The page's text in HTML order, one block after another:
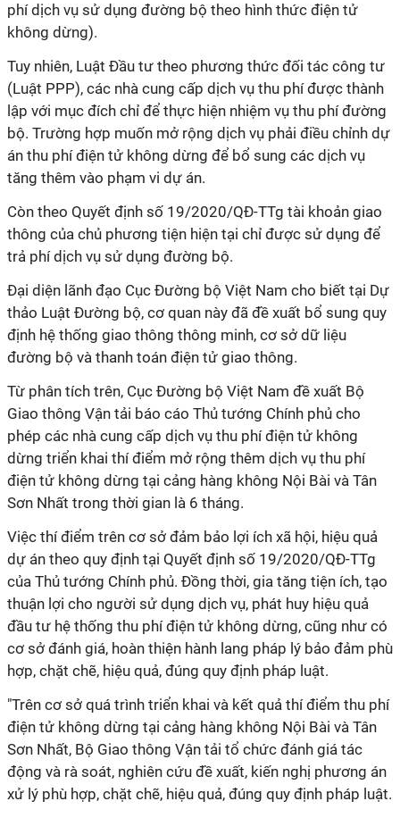
phí dịch vụ sử dụng đường bộ theo hình thức điện tử
không dừng).
Tuy nhiên, Luật Đầu tư theo phương thức đối tác công tư
(Luật PPP), các nhà cung cấp dịch vụ thu phí được thành
lập với mục đích chỉ để thực hiện nhiệm vụ thu phí đường
bộ. Trường hợp muốn mở rộng dịch vụ phải điều chỉnh dự
án thu phí điện tử không dừng để bổ sung các dịch vụ
tăng thêm vào phạm vi dự án.
Còn theo Quyết định số 19/2020/QĐ-TTg tài khoản giao
thông của chủ phương tiện hiện tại chỉ được sử dụng để
trả phí dịch vụ sử dụng đường bộ.
Đại diện lãnh đạo Cục Đường bộ Việt Nam cho biết tại Dự
thảo Luật Đường bộ, cơ quan này đã đề xuất bổ sung quy
định hệ thống giao thông thông minh, cơ sở dữ liệu
đường bộ và thanh toán điện tử giao thông.
Từ phân tích trên, Cục Đường bộ Việt Nam đề xuất Bộ
Giao thông Vận tải báo cáo Thủ tướng Chính phủ cho
phép các nhà cung cấp dịch vụ thu phí điện tử không
dừng triển khai thí điểm mở rộng thêm dịch vụ thu phí
điện tử không dừng tại cảng hàng không Nội Bài và Tân
Sơn Nhất trong thời gian là 6 tháng.
Việc thí điểm trên cơ sở đảm bảo lợi ích xã hội, hiệu quả
dự án theo quy định tại Quyết định số 19/2020/QĐ-TTg
của Thủ tướng Chính phủ. Đồng thời, gia tăng tiện ích, tạo
thuận lợi cho người sử dụng dịch vụ, phát huy hiệu quả
đầu tư hệ thống thu phí điện tử không dừng, cũng như có
cơ sở đánh giá, hoàn thiện hành lang pháp lý bảo đảm phù
hợp, chặt chẽ, hiệu quả, đúng quy định pháp luật.
"Trên cơ sở quá trình triển khai và kết quả thí điểm thu phí
điện tử không dừng tại cảng hàng không Nội Bài và Tân
Sơn Nhất, Bộ Giao thông Vận tải tổ chức đánh giá tác
động và rà soát, nghiên cứu đề xuất, kiến nghị phương án
xử lý phù hợp, chặt chẽ, hiệu quả, đúng quy định pháp luật.